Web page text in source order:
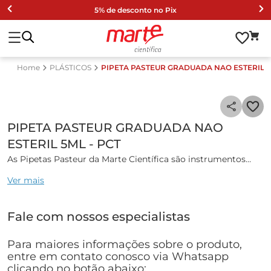
5% de desconto no Pix
PLÁSTICOS PIPETA PASTEUR GRADUADA NAO ESTERIL
PIPETA PASTEUR GRADUADA NAO
ESTERIL 5ML - PCT
As Pipetas Pasteur da Marte Científica são instrumentos
clínicos, farmacêuticos e de ensino para transferir pequenos
O produto é fabricado em Polietileno Transparente de Baixa
Densidade (LDPE), o qual oferece resistência, flexibilidade,
Ver mais
Fale com nossos especialistas
Para maiores informações sobre o produto,
entre em contato conosco via Whatsapp